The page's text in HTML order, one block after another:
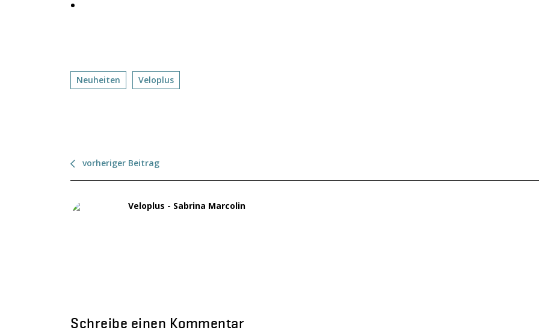
Neuheiten Veloplus
vorheriger Beitrag
Veloplus - Sabrina Marcolin
Schreibe einen Kommentar